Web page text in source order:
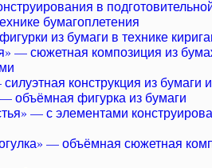
в
бумагоплетения
из бумаги в технике
— сюжетная композиция из
конструкция из бумаги
объёмная фигурка из бумаги
— с элементами
— объёмная сюжетная